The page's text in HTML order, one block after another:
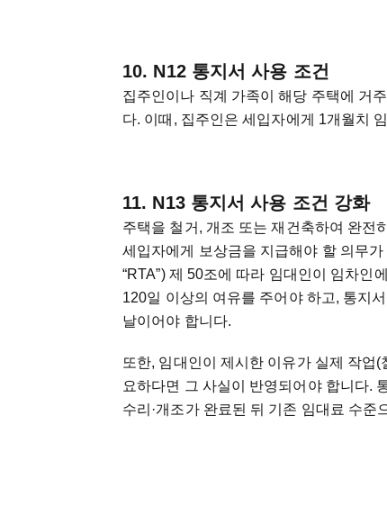
10. N12 통지서 사용 조건
집주인이나 직계 가족이 해당 주택에 거
다. 이때, 집주인은 세입자에게 1개월치
11. N13 통지서 사용 조건 강화
주택을 철거, 개조 또는 재건축하여 완전
세입자에게 보상금을 지급해야 할 의무
“RTA”) 제 50조에 따라 임대인이 임차인
120일 이상의 여유를 주어야 하고, 통지
날이어야 합니다.
또한, 임대인이 제시한 이유가 실제 작업(
요하다면 그 사실이 반영되어야 합니다.
수리·개조가 완료된 뒤 기존 임대료 수준